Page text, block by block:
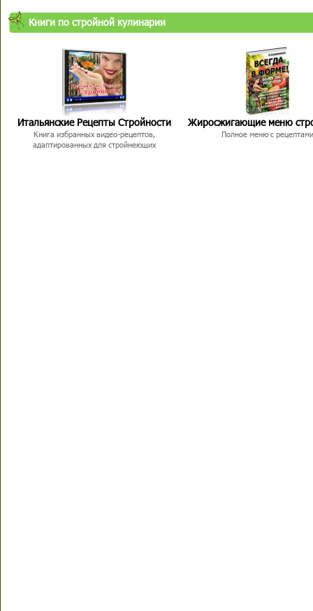
Книги по стройной кулинарии
Итальянские Рецепты Стройности
Книга избранных видео-рецептов,
адаптированных для стройнеющих
Жиросжигающие меню
Полное меню с рецептами